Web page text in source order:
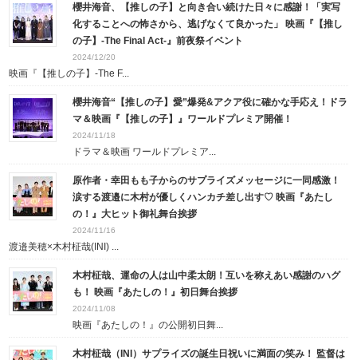
櫻井海音、【推しの子】と向き合い続けた日々に感謝！「実写
化することへの怖さから、逃げなくて良かった」 映画『【推し
の子】-The Final Act-』前夜祭イベント
2024/12/20
映画『【推しの子】-The F...
櫻井海音“【推しの子】愛”爆発&アクア役に確かな手応え！ドラ
マ＆映画『【推しの子】』ワールドプレミア開催！
2024/11/18
ドラマ＆映画 ワールドプレミア...
原作者・幸田もも子からのサプライズメッセージに一同感激！
涙する渡邉に木村が優しくハンカチ差し出す♡ 映画『あたし
の！』大ヒット御礼舞台挨拶
2024/11/16
渡邉美穂×木村柾哉(INI) ...
木村柾哉、運命の人は山中柔太朗！互いを称えあい感謝のハグ
も！ 映画『あたしの！』初日舞台挨拶
2024/11/08
映画『あたしの！』の公開初日舞...
木村柾哉（INI）サプライズの誕生日祝いに満面の笑み！ 監督は